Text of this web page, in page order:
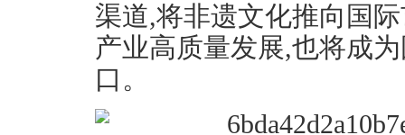
渠道,将非遗文化推向国
产业高质量发展,也将成
口。